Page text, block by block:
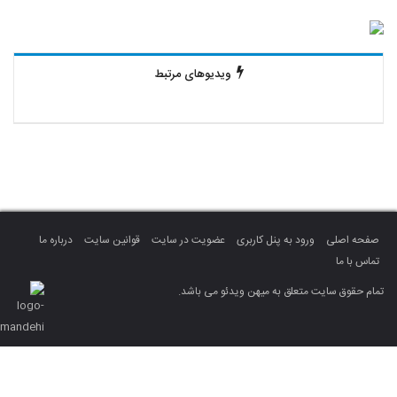
ویدیوهای مرتبط
صفحه اصلی ورود به پنل کاربری عضویت در سایت قوانین سایت
درباره ما
تماس با ما
تمام حقوق سایت متعلق به میهن ویدئو می باشد.